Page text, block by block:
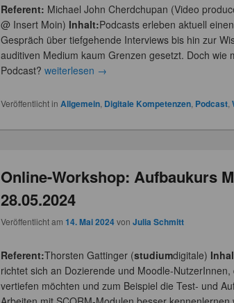
Referent: Michael John Cherdchupan (Video
@ Insert Moin) Inhalt:Podcasts erleben aktuell
Gespräch über tiefgehende Interviews bis hin zur
auditiven Medium kaum Grenzen gesetzt. Doch wie
Podcast?weiterlesen →
Veröffentlicht in Allgemein Digitale Kompetenzen Podcast ,
Online-Workshop: Aufbaukurs
28.05.2024
Veröffentlicht am14. Mai 2024vonJulia Schmitt
Referent:Thorsten Gattinger (studiumdigitale)
richtet sich an Dozierende und Moodle-
vertiefen möchten und zum Beispiel die Test- und